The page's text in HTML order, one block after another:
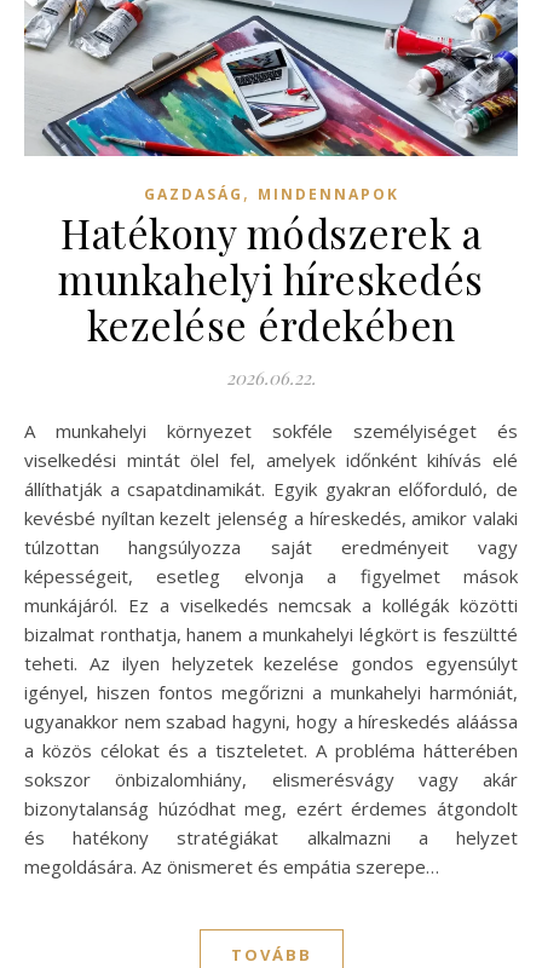
GAZDASÁG , MINDENNAPOK
Hatékony módszerek a
munkahelyi híreskedés
kezelése érdekében
2026.06.22.
A munkahelyi környezet sokféle személyiséget és
viselkedési mintát ölel fel, amelyek időnként kihívás elé
állíthatják a csapatdinamikát. Egyik gyakran előforduló, de
kevésbé nyíltan kezelt jelenség a híreskedés, amikor valaki
túlzottan hangsúlyozza saját eredményeit vagy
képességeit, esetleg elvonja a figyelmet mások
munkájáról. Ez a viselkedés nemcsak a kollégák közötti
bizalmat ronthatja, hanem a munkahelyi légkört is feszültté
teheti. Az ilyen helyzetek kezelése gondos egyensúlyt
igényel, hiszen fontos megőrizni a munkahelyi harmóniát,
ugyanakkor nem szabad hagyni, hogy a híreskedés aláássa
a közös célokat és a tiszteletet. A probléma hátterében
sokszor önbizalomhiány, elismerésvágy vagy akár
bizonytalanság húzódhat meg, ezért érdemes átgondolt
és hatékony stratégiákat alkalmazni a helyzet
megoldására. Az önismeret és empátia szerepe…
TOVÁBB